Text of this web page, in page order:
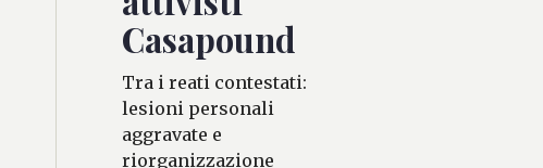
Casapound
Tra i reati contestati:
lesioni personali
aggravate e
riorganizzazione